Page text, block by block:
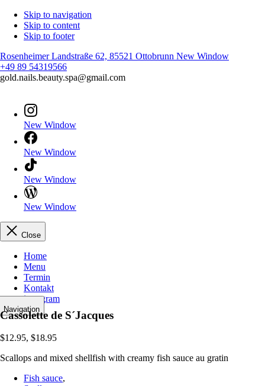
Skip to navigation
Skip to content
Skip to footer
Rosenheimer Landstraße 62, 85521 Ottobrunn New Window
+49 89 54319566
gold.nails.beauty.spa@gmail.com
New Window
New Window
New Window
New Window
Close
Home
Menu
Termin
Kontakt
instagram
Navigation
Cassolette de S´Jacques
$12.95, $18.95
Scallops and mixed shellfish with creamy fish sauce au gratin
Fish sauce,